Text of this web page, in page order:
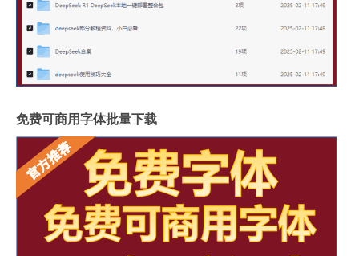
免费可商用字体批量下载